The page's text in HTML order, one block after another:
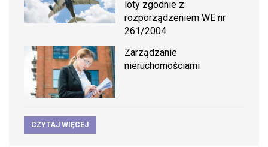
loty zgodnie z
rozporządzeniem WE nr
261/2004
Zarządzanie
nieruchomościami
CZYTAJ WIĘCEJ